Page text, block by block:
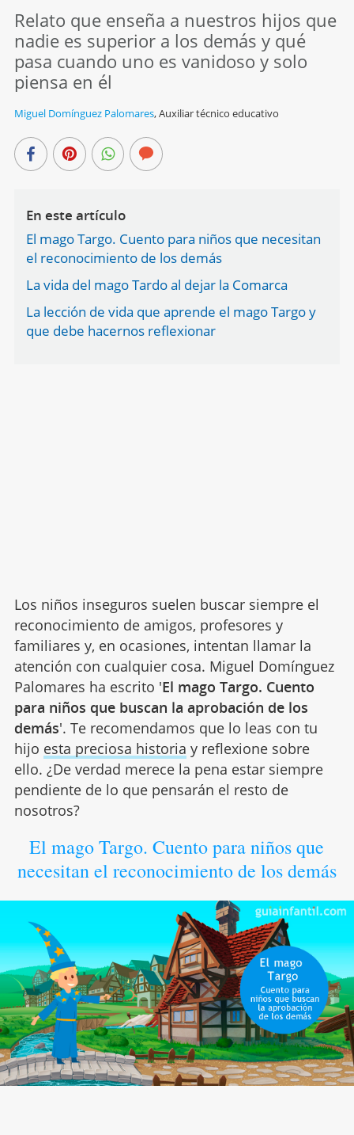
Relato que enseña a nuestros hijos que
nadie es superior a los demás y qué
pasa cuando uno es vanidoso y solo
piensa en él
Miguel Domínguez Palomares,Auxiliar técnico educativo
En este artículo
El mago Targo. Cuento para niños que necesitan
el reconocimiento de los demás
La vida del mago Tardo al dejar la Comarca
La lección de vida que aprende el mago Targo y
que debe hacernos reflexionar
Los niños inseguros suelen buscar siempre el
reconocimiento de amigos, profesores y
familiares y, en ocasiones, intentan llamar la
atención con cualquier cosa. Miguel Domínguez
Palomares ha escrito 'El mago Targo. Cuento
para niños que buscan la aprobación de los
demás'. Te recomendamos que lo leas con tu
hijo esta preciosa historia y reflexione sobre
ello. ¿De verdad merece la pena estar siempre
pendiente de lo que pensarán el resto de
nosotros?
El mago Targo. Cuento para niños que
necesitan el reconocimiento de los demás